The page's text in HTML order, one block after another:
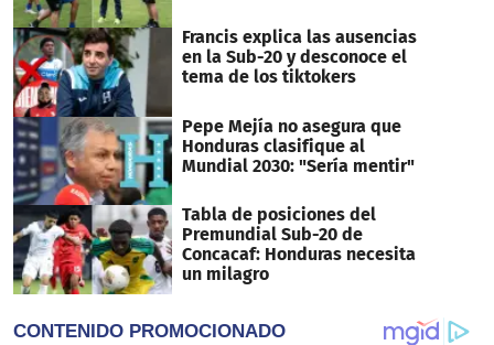
Francis explica las ausencias
en la Sub-20 y desconoce el
tema de los tiktokers
Pepe Mejía no asegura que
Honduras clasifique al
Mundial 2030: "Sería mentir"
Tabla de posiciones del
Premundial Sub-20 de
Concacaf: Honduras necesita
un milagro